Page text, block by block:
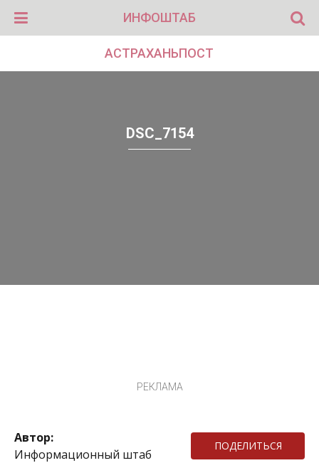
ИНФОШТАБ
АСТРАХАНЬПОСТ
DSC_7154
РЕКЛАМА
Автор:
Информационный штаб
ПОДЕЛИТЬСЯ